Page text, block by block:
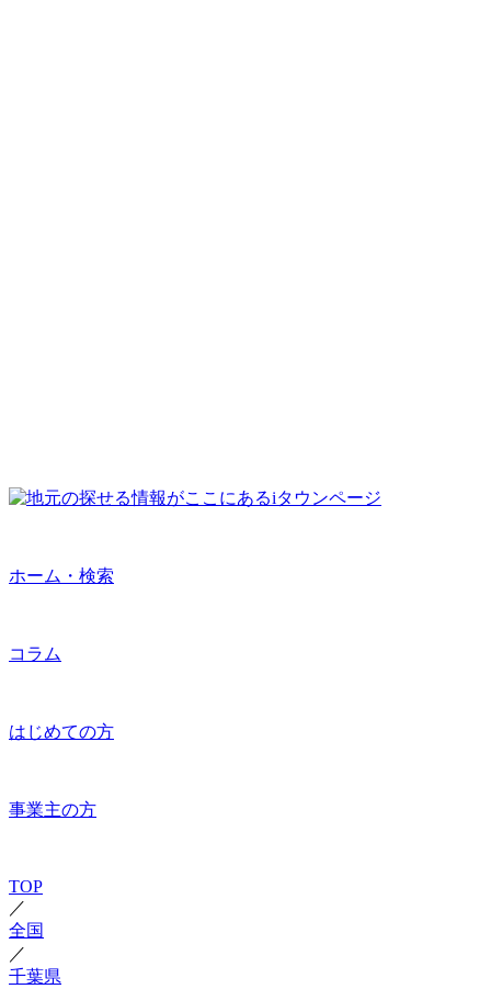
ホーム・検索
コラム
はじめての方
事業主の方
TOP
／
全国
／
千葉県